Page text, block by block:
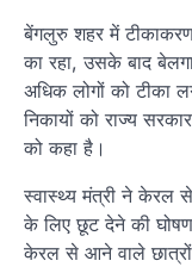
बेंगलुरु शहर में
का रहा, उसके बाद
अधिक लोगों को टीका
निकायों को राज्य
को कहा है।
स्वास्थ्य मंत्री ने केरल से
के लिए छूट देने की
केरल से आने वाले छात्रों